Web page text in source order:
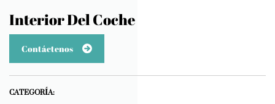
Interior Del Coche
Contáctenos
CATEGORÍA: